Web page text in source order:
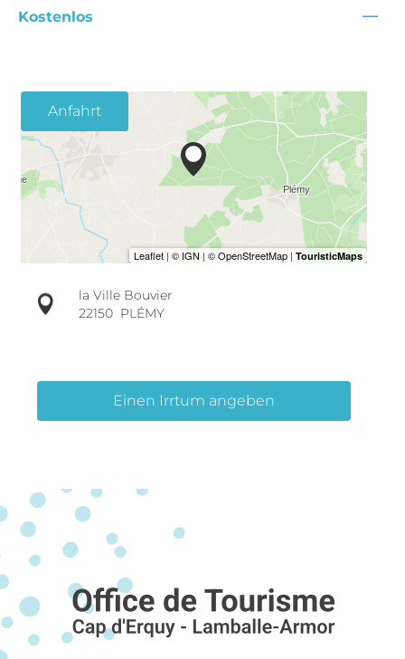
Kostenlos —
Anfahrt
la Ville Bouvier
22150 PLÉMY
Einen Irrtum angeben